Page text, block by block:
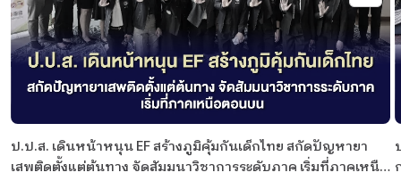
ป.ป.ส. เดินหน้าหนุน EF สร้างภูมิคุ้มกันเด็กไทย สกัดปัญหายา
เสพติดตั้งแต่ต้นทาง จัดสัมมนาวิชาการระดับภาค เริ่มที่ภาคเหนือ